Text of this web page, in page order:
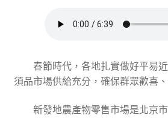
春節時代，各地扎實做好平易
須品市場供給充分，確保群眾歡喜
新發地農產物零售市場是北京